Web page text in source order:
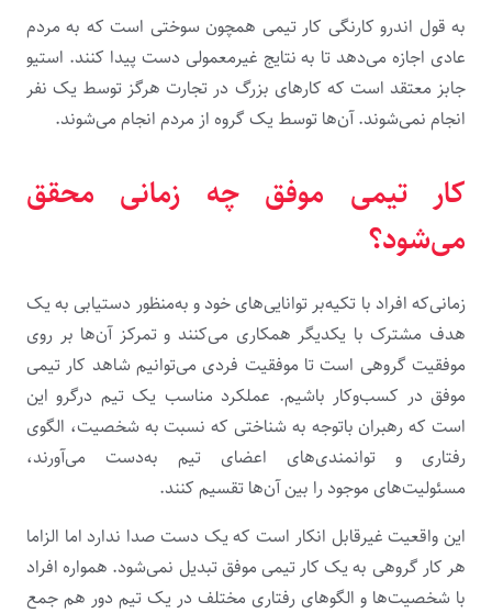
به قول اندرو کارنگی کار تیمی همچون سوختی است که به مردم
عادی اجازه می‌دهد تا به نتایج غیرمعمولی دست پیدا کنند. استیو
جابز معتقد است که کارهای بزرگ در تجارت هرگز توسط یک نفر
انجام نمی‌شوند. آن‌ها توسط یک گروه از مردم انجام می‌شوند.
کار تیمی موفق چه زمانی محقق
می‌شود؟
زمانی‌که افراد با تکیه‌بر توانایی‌های خود و به‌منظور دستیابی به یک
هدف مشترک با یکدیگر همکاری می‌کنند و تمرکز آن‌ها بر روی
موفقیت گروهی است تا موفقیت فردی می‌توانیم شاهد کار تیمی
موفق در کسب‌وکار باشیم. عملکرد مناسب یک تیم درگرو این
است که رهبران باتوجه به شناختی که نسبت به شخصیت، الگوی
رفتاری و توانمندی‌های اعضای تیم به‌دست می‌آورند،
مسئولیت‌های موجود را بین آن‌ها تقسیم کنند.
این واقعیت غیرقابل انکار است که یک دست صدا ندارد اما الزاما
هر کار گروهی به یک کار تیمی موفق تبدیل نمی‌شود. همواره افراد
با شخصیت‌ها و الگوهای رفتاری مختلف در یک تیم دور هم جمع